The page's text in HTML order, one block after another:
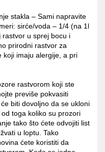
stakla – Sami napravite
sirće/voda – 1/4 (na 1l
u sprej bocu i
prirodni rastvor za
koji imaju alergije, a pri
rastvorom koji ste
previše pokvasiti
biti dovoljno da se ukloni
toga koliko su prozori
tako što ćete odvojiti list
u loptu. Tako
ćete koristiti da